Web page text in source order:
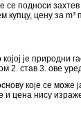
подноси
цену за m³
је
2. став 3. ове
које се
цена нису